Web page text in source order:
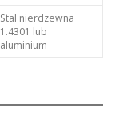
Stal nierdzewna
1.4301 lub
aluminium